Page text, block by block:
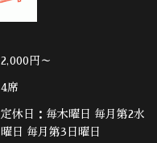
2,000円～
4席
定休日：毎木曜日 毎月第2水
曜日 毎月第3日曜日